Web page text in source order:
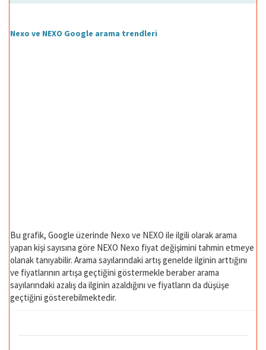
Nexo ve NEXO Google arama trendleri
Bu grafik, Google üzerinde Nexo ve NEXO ile ilgili olarak arama
yapan kişi sayısına göre NEXO Nexo fiyat değişimini tahmin etmeye
olanak tanıyabilir. Arama sayılarındaki artış genelde ilginin arttığını
ve fiyatlarının artışa geçtiğini göstermekle beraber arama
sayılarındaki azalış da ilginin azaldığını ve fiyatların da düşüşe
geçtiğini gösterebilmektedir.